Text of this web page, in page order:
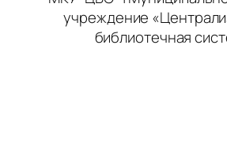
учреждение
библиотечная